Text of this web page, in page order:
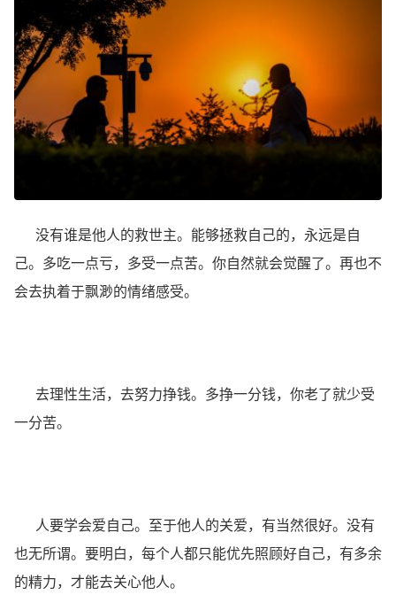
没有谁是他人的救世主。能够拯救自己的，永远是自
己。多吃一点亏，多受一点苦。你自然就会觉醒了。再也不
会去执着于飘渺的情绪感受。
去理性生活，去努力挣钱。多挣一分钱，你老了就少受
一分苦。
人要学会爱自己。至于他人的关爱，有当然很好。没有
也无所谓。要明白，每个人都只能优先照顾好自己，有多余
的精力，才能去关心他人。